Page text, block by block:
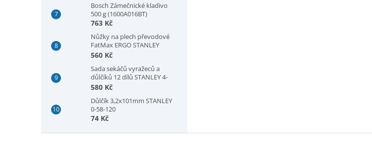
Bosch Zámečnické kladivo
500 g (1600A016BT)
763 Kč
Nůžky na plech převodové
FatMax ERGO STANLEY
FMHT73755-0
560 Kč
Sada sekáčů vyražeců a
důlčíků 12 dílů STANLEY 4-
18-299
580 Kč
Důlčík 3,2x101mm STANLEY
0-58-120
74 Kč